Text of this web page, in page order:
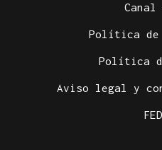
Política de
Política
Aviso legal y